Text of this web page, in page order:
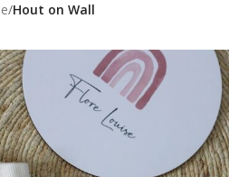
/Hout on Wall